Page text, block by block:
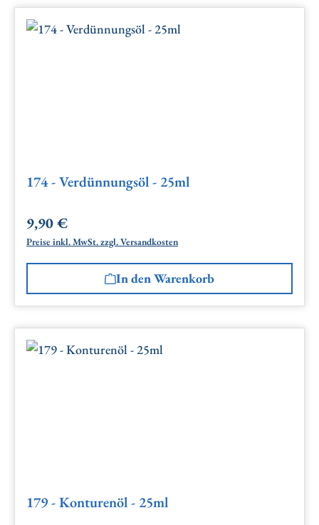
174 - Verdünnungsöl - 25ml
Regulärer Preis:
9,90 €
Preise inkl. MwSt. zzgl. Versandkosten
In den Warenkorb
179 - Konturenöl - 25ml